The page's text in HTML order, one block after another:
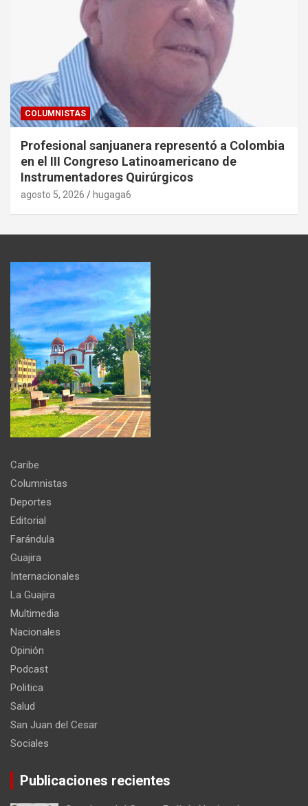
COLUMNISTAS
Profesional sanjuanera representó a Colombia
en el III Congreso Latinoamericano de
Instrumentadores Quirúrgicos
agosto 5, 2026 hugaga6
Caribe
Columnistas
Deportes
Editorial
Farándula
Guajira
Internacionales
La Guajira
Multimedia
Nacionales
Opinión
Podcast
Politica
Salud
San Juan del Cesar
Sociales
Publicaciones recientes